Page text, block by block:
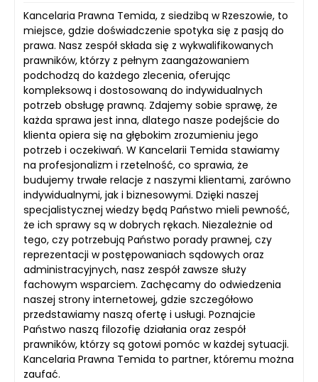
Kancelaria Prawna Temida, z siedzibą w Rzeszowie, to
miejsce, gdzie doświadczenie spotyka się z pasją do
prawa. Nasz zespół składa się z wykwalifikowanych
prawników, którzy z pełnym zaangażowaniem
podchodzą do każdego zlecenia, oferując
kompleksową i dostosowaną do indywidualnych
potrzeb obsługę prawną. Zdajemy sobie sprawę, że
każda sprawa jest inna, dlatego nasze podejście do
klienta opiera się na głębokim zrozumieniu jego
potrzeb i oczekiwań. W Kancelarii Temida stawiamy
na profesjonalizm i rzetelność, co sprawia, że
budujemy trwałe relacje z naszymi klientami, zarówno
indywidualnymi, jak i biznesowymi. Dzięki naszej
specjalistycznej wiedzy będą Państwo mieli pewność,
że ich sprawy są w dobrych rękach. Niezależnie od
tego, czy potrzebują Państwo porady prawnej, czy
reprezentacji w postępowaniach sądowych oraz
administracyjnych, nasz zespół zawsze służy
fachowym wsparciem. Zachęcamy do odwiedzenia
naszej strony internetowej, gdzie szczegółowo
przedstawiamy naszą ofertę i usługi. Poznajcie
Państwo naszą filozofię działania oraz zespół
prawników, którzy są gotowi pomóc w każdej sytuacji.
Kancelaria Prawna Temida to partner, któremu można
zaufać.